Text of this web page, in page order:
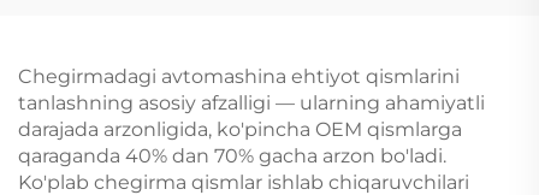
Chegirmadagi avtomashina ehtiyot qismlarini
tanlashning asosiy afzalligi — ularning ahamiyatli
darajada arzonligida, ko'pincha OEM qismlarga
qaraganda 40% dan 70% gacha arzon bo'ladi.
Ko'plab chegirma qismlar ishlab chiqaruvchilari